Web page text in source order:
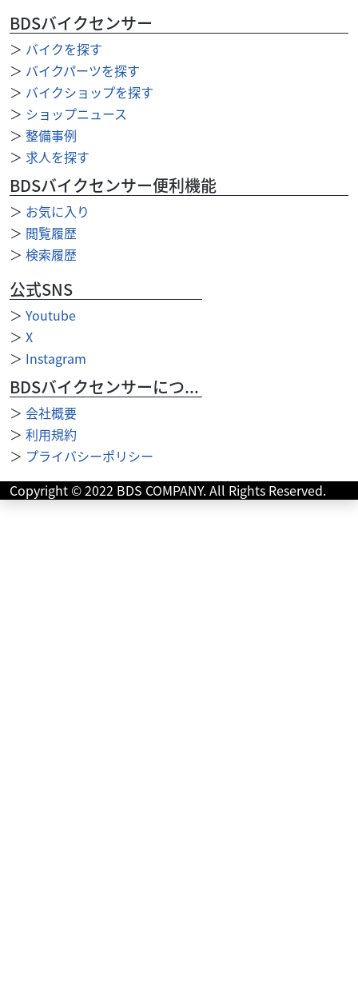
BDSバイクセンサー
＞ バイクを探す
＞ バイクパーツを探す
＞ バイクショップを探す
＞ ショップニュース
＞ 整備事例
＞ 求人を探す
BDSバイクセンサー便利機能
＞ お気に入り
＞ 閲覧履歴
＞ 検索履歴
公式SNS
＞ Youtube
＞ X
＞ Instagram
BDSバイクセンサーについて
＞ 会社概要
＞ 利用規約
＞ プライバシーポリシー
Copyright © 2022 BDS COMPANY. All Rights Reserved.